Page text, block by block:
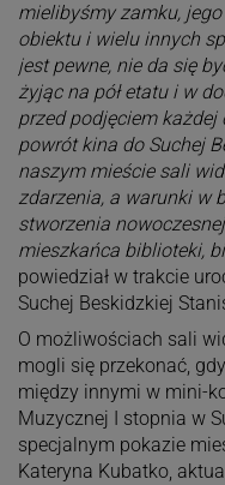
mielibyśmy zamku,
obiektu i wielu innych
jest pewne, nie da się
żyjąc na pół etatu i w
przed podjęciem każdej
powrót kina do Suchej
naszym mieście sali
zdarzenia, a warunki w
stworzenia
mieszkańca biblioteki,
powiedział w trakcie
Suchej Beskidzkiej
O możliwościach sali
mogli się przekonać,
między innymi w mini-
Muzycznej I stopnia w
specjalnym pokazie
Kateryna Kubatko,